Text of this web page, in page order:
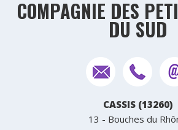
COMPAGNIE DES
DU SUD
CASSIS (13260)
13 - Bouches du